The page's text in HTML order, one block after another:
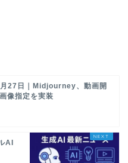
27日｜Midjourney、動画開
像指定を実装
AI